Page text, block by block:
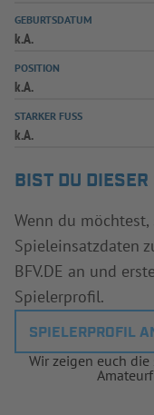
GEBURTSDATUM
k.A.
POSITION
k.A.
STARKER FUSS
k.A.
BIST DU
Wenn du
Spieleinsatzdaten
BFV.DE an und
Spielerprofil.
SPIELERPROFIL
Wir zeigen euch